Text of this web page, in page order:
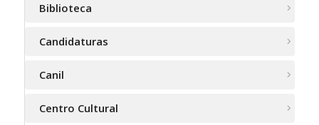
Biblioteca
Candidaturas
Canil
Centro Cultural